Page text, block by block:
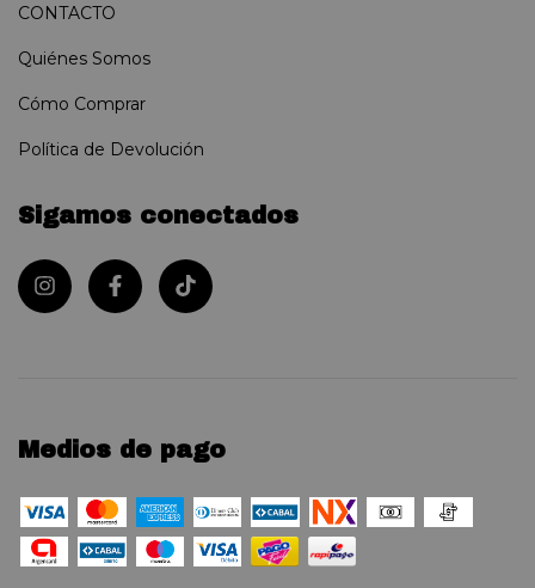
CONTACTO
Quiénes Somos
Cómo Comprar
Política de Devolución
Sigamos conectados
Medios de pago